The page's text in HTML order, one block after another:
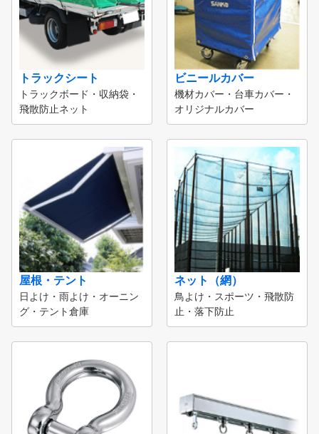
トラックシート
トラックボード・収納袋・
飛散防止ネット
ビニールカバー
機材カバー・台車カバー・
オリジナルカバー
屋根・テント
日よけ・雨よけ・オーニン
グ・テント倉庫
ネット（網）
鳥よけ・スポーツ・飛散防
止・落下防止